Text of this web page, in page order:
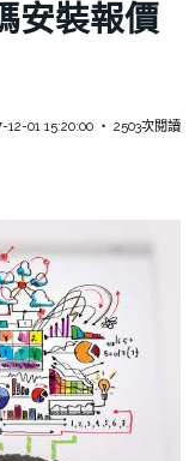
安裝報價
12-01 15:20:00 ‧ 2503次閱讀